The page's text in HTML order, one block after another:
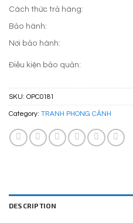
Cách thức trả hàng:
Bảo hành:
Nơi bảo hành:
Điều kiện bảo quản:
SKU: OPC0181
Category: TRANH PHONG CẢNH
DESCRIPTION